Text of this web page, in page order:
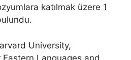
katılmak üzere 1
University,
Languages and